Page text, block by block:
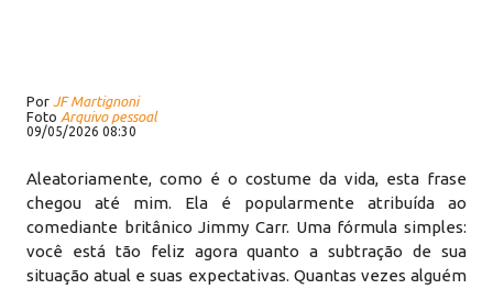
PorJF Martignoni
Foto Arquivo pessoal
09/05/2026 08:30
Aleatoriamente, como é o costume da vida, esta frase
chegou até mim. Ela é popularmente atribuída ao
comediante britânico Jimmy Carr. Uma fórmula simples:
você está tão feliz agora quanto a subtração de sua
situação atual e suas expectativas. Quantas vezes alguém